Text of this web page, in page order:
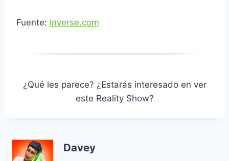
Fuente: Inverse.com
¿Qué les parece? ¿Estarás interesado en ver
este Reality Show?
Davey